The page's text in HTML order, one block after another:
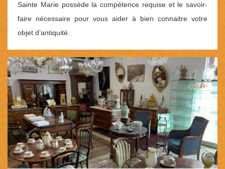
Sainte Marie possède la compétence requise et le savoir-
faire nécessaire pour vous aider à bien connaitre votre
objet d’antiquité.